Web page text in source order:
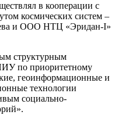
в кооперации с
космических систем –
и ООО НТЦ «Эридан-I»
структурным
по приоритетному
геоинформационные и
технологии
социально-